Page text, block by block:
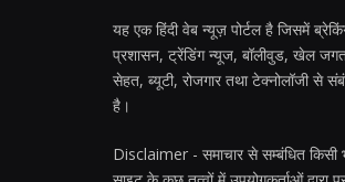
यह एक हिंदी वेब न्यूज़ पोर्टल है जिसमें
प्रशासन, ट्रेंडिंग न्यूज, बॉलीवुड, खेल
सेहत, ब्यूटी, रोजगार तथा टेक्नोलॉजी से
है।
Disclaimer - समाचार से सम्बंधित किसी